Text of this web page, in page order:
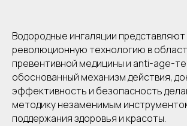
Водородные ингаляции
революционную технологию в
превентивной медицины и anti-age-
обоснованный механизм действия,
эффективность и безопасность
методику незаменимым
поддержания здоровья и красоты.